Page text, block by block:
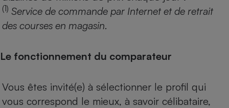
(1) Service de commande par Internet et de retrait
des courses en magasin.
Le fonctionnement du comparateur
Vous êtes invité(e) à sélectionner le profil qui
vous correspond le mieux, à savoir célibataire,